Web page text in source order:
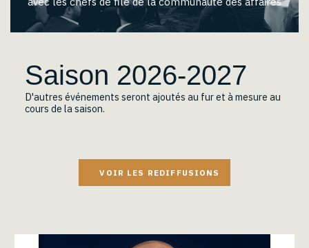
Saison 2026-2027
D'autres événements seront ajoutés au fur et à mesure au
cours de la saison.
VOIR LES REDIFFUSIONS